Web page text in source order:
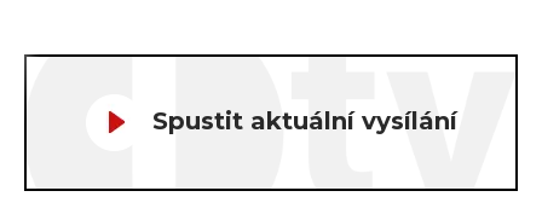
Spustit aktuální vysílání